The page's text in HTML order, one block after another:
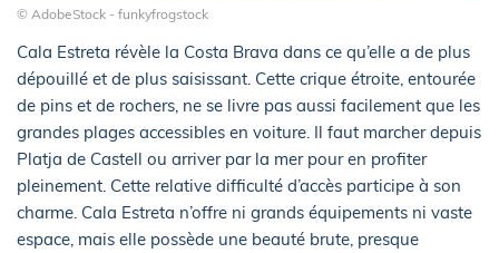
© AdobeStock - funkyfrogstock
Cala Estreta révèle la Costa Brava dans ce qu’elle a de plus
dépouillé et de plus saisissant. Cette crique étroite, entourée
de pins et de rochers, ne se livre pas aussi facilement que les
grandes plages accessibles en voiture. Il faut marcher depuis
Platja de Castell ou arriver par la mer pour en profiter
pleinement. Cette relative difficulté d’accès participe à son
charme. Cala Estreta n’offre ni grands équipements ni vaste
espace, mais elle possède une beauté brute, presque